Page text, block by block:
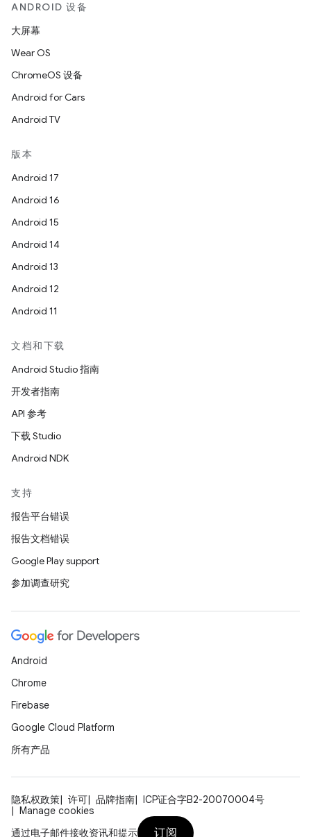
ANDROID 设备
大屏幕
Wear OS
ChromeOS 设备
Android for Cars
Android TV
版本
Android 17
Android 16
Android 15
Android 14
Android 13
Android 12
Android 11
文档和下载
Android Studio 指南
开发者指南
API 参考
下载 Studio
Android NDK
支持
报告平台错误
报告文档错误
Google Play support
参加调查研究
Android
Chrome
Firebase
Google Cloud Platform
所有产品
隐私权政策 许可 品牌指南
ICP证合字B2-20070004号
Manage cookies
通过电子邮件接收资讯和提示
订阅